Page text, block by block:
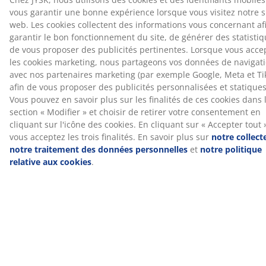
Livraison
finalités. En savoir plus surnotre collecte et notre
traitement des données personnellesetnotre
politique relative aux cookies.